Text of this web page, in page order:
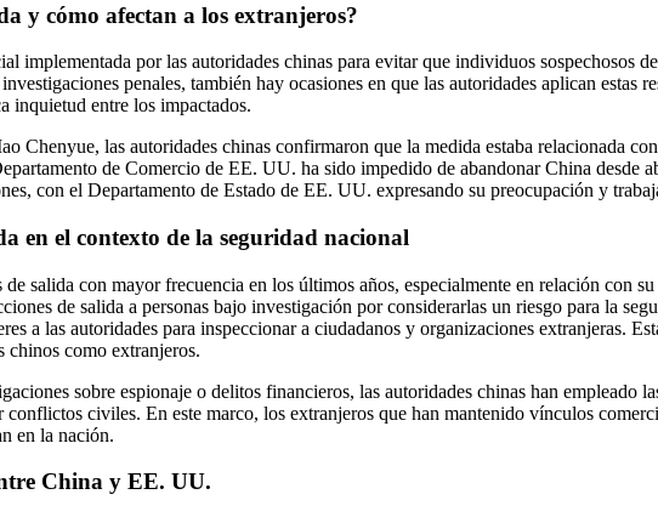
y cómo afectan a los extranjeros?
implementada por las autoridades chinas para evitar que individuos sospechosos
penales, también hay ocasiones en que las autoridades aplican
inquietud entre los impactados.
Chenyue, las autoridades chinas confirmaron que la medida estaba relacionada
de Comercio de EE. UU. ha sido impedido de abandonar China
con el Departamento de Estado de EE. UU. expresando su preocupación y
en el contexto de la seguridad nacional
salida con mayor frecuencia en los últimos años, especialmente en relación con
de salida a personas bajo investigación por considerarlas un riesgo para la
a las autoridades para inspeccionar a ciudadanos y organizaciones extranjeras.
chinos como extranjeros.
sobre espionaje o delitos financieros, las autoridades chinas han empleado
conflictos civiles. En este marco, los extranjeros que han mantenido vínculos
en la nación.
China y EE. UU.